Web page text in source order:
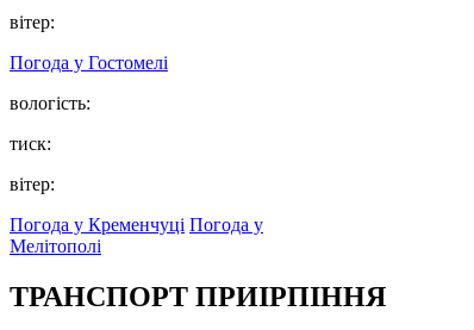
вітер:
Погода у Гостомелі
вологість:
тиск:
вітер:
Погода у Кременчуці Погода у
Мелітополі
ТРАНСПОРТ ПРИІРПІННЯ